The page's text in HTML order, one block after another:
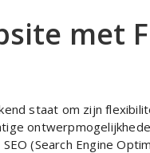
met
staat om zijn
(Search Engine